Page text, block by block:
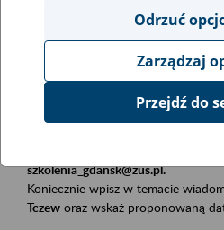
Obszar merytoryczny
Płatnicy, ubezpieczeni,
Opis wydarzenia
Szkolenie stacjonarne w siedzibie
szkolenia_gdansk@zus.pl.
Koniecznie wpisz w temacie
Tczew oraz wskaż proponowaną
Odrzuć
Zarządzaj
Przejdź do